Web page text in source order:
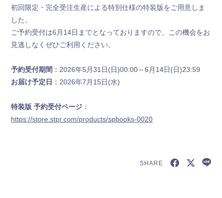
初回限定・完全受注生産による特別仕様の特装版をご用意しま
した。
ご予約受付は6月14日までとなっておりますので、この機会をお
見逃しなくぜひご利用ください。
予約受付期間 ：2026年5月31日(日)00:00～6月14日(日)23:59
お届け予定日 ：2026年7月15日(水)
特装版 予約受付ページ ：
https://store.stpr.com/products/spbooks-0020
SHARE